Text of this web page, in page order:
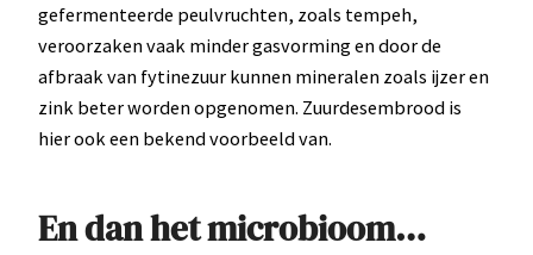
gefermenteerde peulvruchten, zoals tempeh,
veroorzaken vaak minder gasvorming en door de
afbraak van fytinezuur kunnen mineralen zoals ijzer en
zink beter worden opgenomen. Zuurdesembrood is
hier ook een bekend voorbeeld van.
En dan het microbioom…